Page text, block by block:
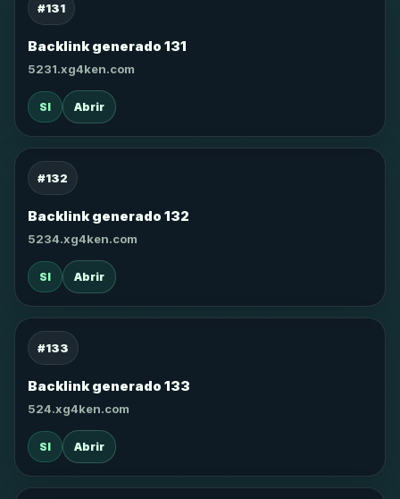
#131
Backlink generado 131
5231.xg4ken.com
SI Abrir
#132
Backlink generado 132
5234.xg4ken.com
SI Abrir
#133
Backlink generado 133
524.xg4ken.com
SI Abrir